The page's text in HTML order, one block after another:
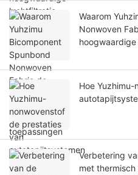
Waarom
Nonwoven
Hoe
Verbetering
met